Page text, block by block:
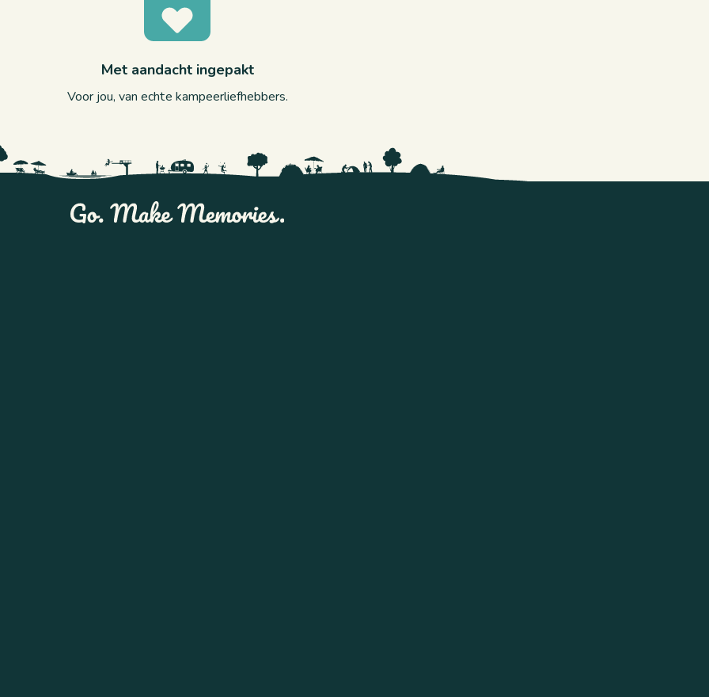
Met aandacht ingepakt
Voor jou, van echte kampeerliefhebbers.